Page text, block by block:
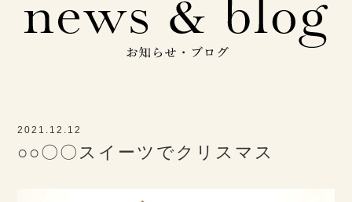
2021.12.12
○○〇〇スイーツでクリスマス